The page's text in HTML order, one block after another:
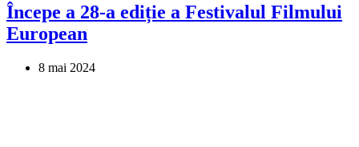
Începe a 28-a ediție a Festivalul Filmului
European
8 mai 2024